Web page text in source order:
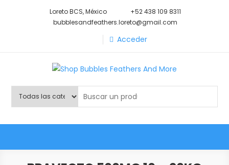
Loreto BCS, México
+52 438 109 8311
bubblesandfeathers.loreto@gmail.com
Acceder
Shop Bubbles Feathers And
More